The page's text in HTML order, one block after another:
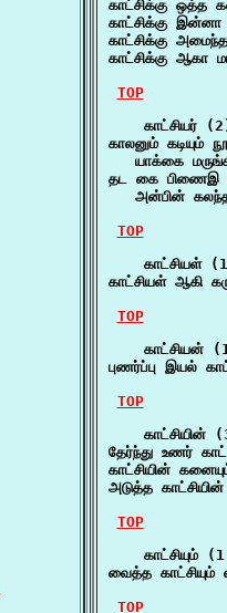
காட்சிக்கு
காட்சிக்கு
காட்சிக்கு
காட்சிக்கு ஆகா
TOP
காட்சியர்
காலனும் கடியும்
யாக்கை
தட கை பிணைஇ
அன்பின்
TOP
காட்சியள்
காட்சியள் ஆகி
TOP
காட்சியன்
புணர்ப்பு இயல்
TOP
காட்சியின்
தேர்ந்து உணர்
காட்சியின்
அடுத்த
TOP
காட்சியும்
வைத்த
TOP